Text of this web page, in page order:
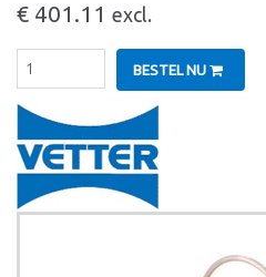
€ 401.11 excl.
BESTEL NU